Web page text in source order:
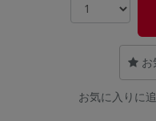
お
お気に入りに
~
~